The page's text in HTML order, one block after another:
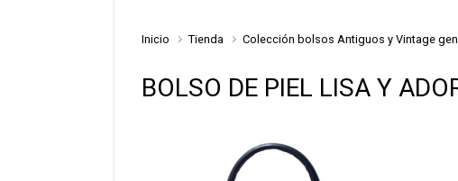
Inicio Tienda Colección bolsos Antiguos y Vintage
BOLSO DE PIEL LISA Y